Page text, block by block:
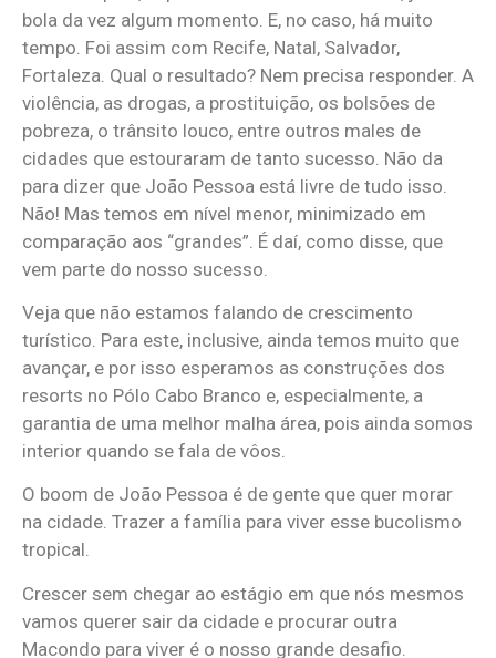
bola da vez algum momento. E, no caso, há muito
tempo. Foi assim com Recife, Natal, Salvador,
Fortaleza. Qual o resultado? Nem precisa responder. A
violência, as drogas, a prostituição, os bolsões de
pobreza, o trânsito louco, entre outros males de
cidades que estouraram de tanto sucesso. Não da
para dizer que João Pessoa está livre de tudo isso.
Não! Mas temos em nível menor, minimizado em
comparação aos “grandes”. É daí, como disse, que
vem parte do nosso sucesso.
Veja que não estamos falando de crescimento
turístico. Para este, inclusive, ainda temos muito que
avançar, e por isso esperamos as construções dos
resorts no Pólo Cabo Branco e, especialmente, a
garantia de uma melhor malha área, pois ainda somos
interior quando se fala de vôos.
O boom de João Pessoa é de gente que quer morar
na cidade. Trazer a família para viver esse bucolismo
tropical.
Crescer sem chegar ao estágio em que nós mesmos
vamos querer sair da cidade e procurar outra
Macondo para viver é o nosso grande desafio.